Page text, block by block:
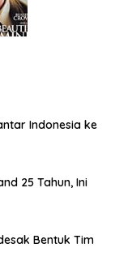
Indonesia ke
25 Tahun, Ini
Bentuk Tim